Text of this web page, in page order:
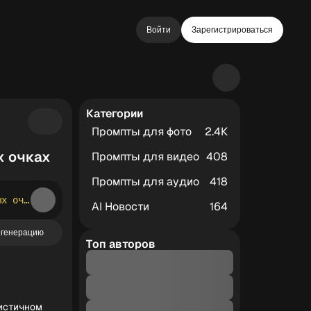
Войти Зарегистрироваться
очках
женщина с волосами, собранными в два высоких пучка, в стильных розовых очках и цветочных серёжках, стоит в гипер реалистичном платье из свежих розовых тюльпанов покрывающих ее тело от груди до бёдер, завязанным розовой лентой на талии, уверенная поза с прямым взглядом в камеру, одна рука на бедре. минималистичный розовый студийный фон без текста; съёмка на Sony A7R IV, объектив 85mm f/1.4, мягкое равномерное студийное освещение, пастельные розовые тона, высокая детализация текстур цветов и кожи, гламурный портретный стиль.
Категории
Промпты для фото
2.4К
Промпты для видео 408
Промпты для аудио
418
AI Новости
164
Топ авторов